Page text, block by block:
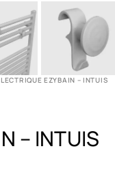
EZYBAIN – INTUIS
– INTUIS